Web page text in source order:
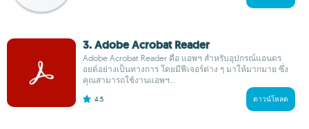
3. Adobe Acrobat Reader
Adobe Acrobat Reader คือ แอพฯ สำหรับอุปกรณ์แอนดร
อยด์อย่างเป็นทางการ โดยมีฟีเจอร์ต่าง ๆ มาให้มากมาย ซึ่ง
คุณสามารถใช้งานแอพฯ...
4.5 ดาวน์โหลด